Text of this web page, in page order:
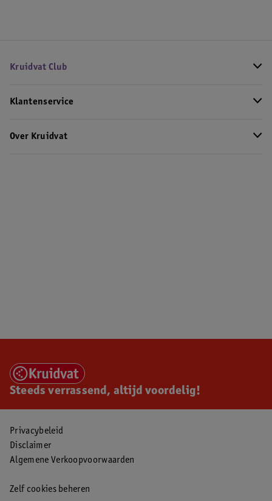
Kruidvat Club
Klantenservice
Over Kruidvat
Steeds verrassend, altijd voordelig!
Privacybeleid
Disclaimer
Algemene Verkoopvoorwaarden
Zelf cookies beheren